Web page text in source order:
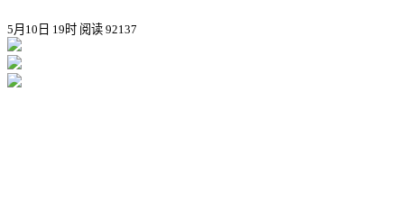
5月10日 19时 阅读 92137